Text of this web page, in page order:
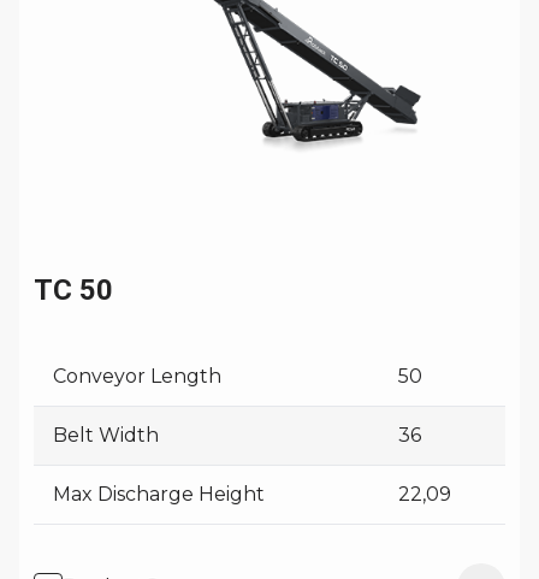
TC 50
Conveyor Length 50
Belt Width 36
Max Discharge Height 22,09